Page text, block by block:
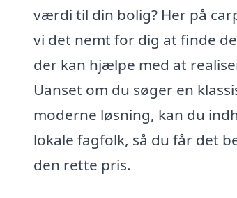
værdi til din bolig? Her på
vi det nemt for dig at finde
der kan hjælpe med at
Uanset om du søger en
moderne løsning, kan du
lokale fagfolk, så du får det
den rette pris.